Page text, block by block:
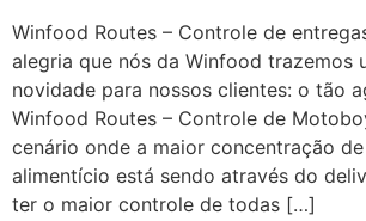
Winfood Routes – Controle de
alegria que nós da Winfood trazemos
novidade para nossos clientes: o tão
Winfood Routes – Controle de
cenário onde a maior concentração
alimentício está sendo através do
ter o maior controle de todas […]